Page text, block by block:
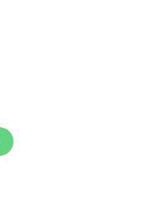
bézs mennyiség